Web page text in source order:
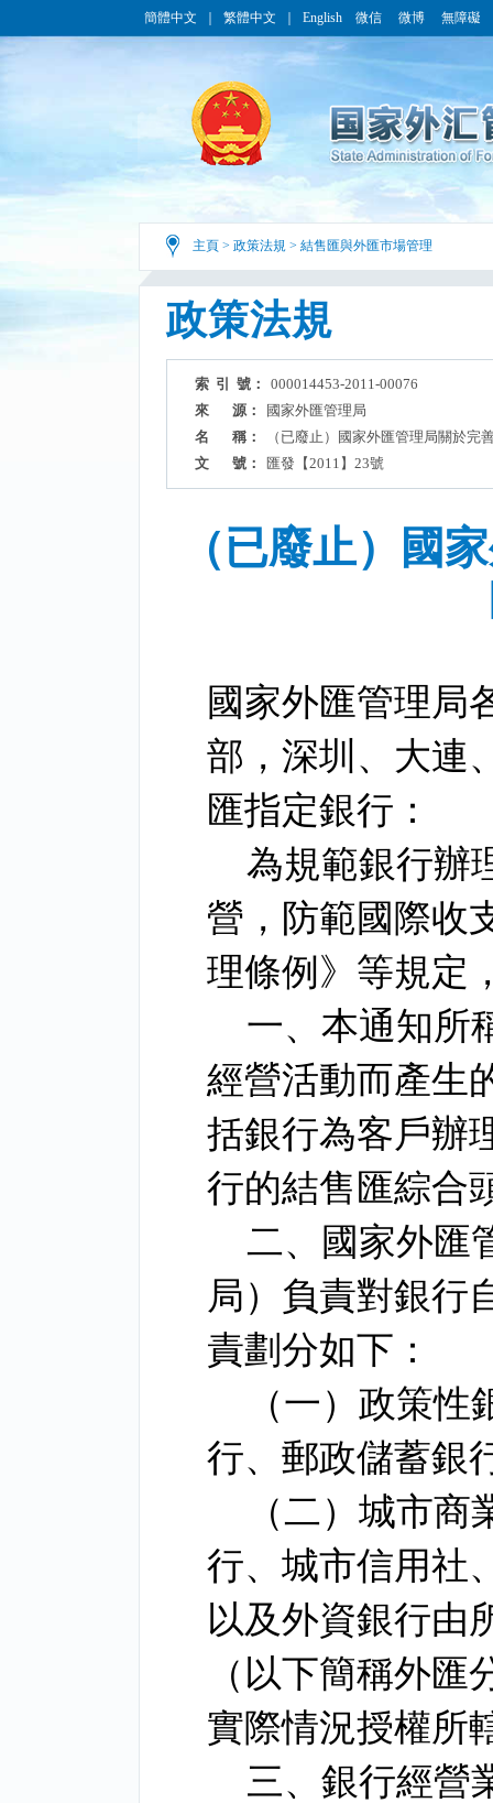
簡體中文 繁體中文 English 微信 微博 無障礙
主頁 > 政策法規 > 結售匯與外匯市場管理
政策法規
索 引 號：
000014453-2011-00076
來 源：
國家外匯管理局
名 稱：
（已廢止）國家外匯管理局關於完
文 號：
匯發【2011】23號
（已廢止）國
國家外匯管理局
部，深圳、大連
匯指定銀行：
為規範銀行辦
營，防範國際收
理條例》等規定
一、本通知所
經營活動而產生
括銀行為客戶辦
行的結售匯綜合
二、國家外匯
局）負責對銀行
責劃分如下：
（一）政策
行、郵政儲蓄銀
（二）城市
行、城市信用社
以及外資銀行由
（以下簡稱外
實際情況授權所
三、銀行經營